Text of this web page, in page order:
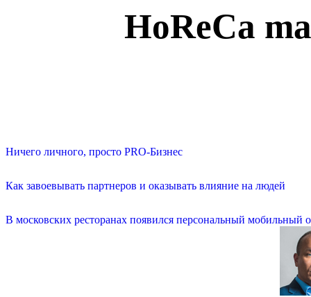
HoReCa
Ничего личного, просто PRO-Бизнес
Как завоевывать партнеров и оказывать влияние на людей
В московских ресторанах появился персональный мобильный